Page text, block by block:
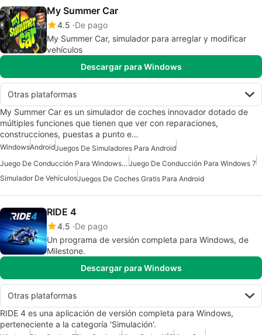
My Summer Car
4.5 De pago
My Summer Car, simulador para arreglar y modificar
vehículos
Descargar para Windows
Otras plataformas
My Summer Car es un simulador de coches innovador dotado de
múltiples funciones que tienen que ver con reparaciones,
construcciones, puestas a punto e…
WindowsAndroidJuegos De Simuladores Para Android
Juego De Conducción Para Windows 10 Juego De Conducción Para Windows 7
Simulador De VehículosJuegos De Coches Gratis Para Android
RIDE 4
4.5 De pago
Un programa de versión completa para Windows, de
Milestone.
Descargar para Windows
Otras plataformas
RIDE 4 es una aplicación de versión completa para Windows,
perteneciente a la categoría 'Simulación'.